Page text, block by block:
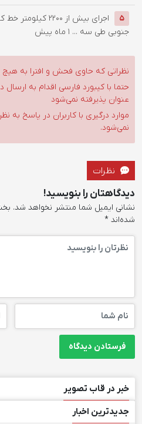
5
اجرای بیش از
جنوبی طی سه ... 1 ماه پیش
نظراتی که حاوی فحش و افترا به هیچ
حتما با کیبورد فارسی اقدام به
عنوان پذیرفته نمی‌شود
موارد درگیری با کاربران در پاسخ به
نمی‌شود.
نظرات
دیدگاهتان را بنویسید!
نشانی ایمیل شما منتشر نخواهد شد.
شده‌اند *
خبر در قاب تصویر
جدیدترین اخبار